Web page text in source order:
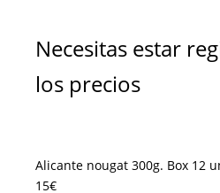
Necesitas estar
los precios
Alicante nougat 300g. Box 12
15€